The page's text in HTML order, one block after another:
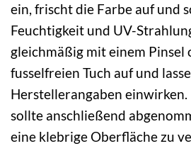
ein, frischt die Farbe auf und
Feuchtigkeit und UV-
gleichmäßig mit einem Pinsel
fusselfreien Tuch auf und
Herstellerangaben einwirken.
sollte anschließend
eine klebrige Oberfläche zu